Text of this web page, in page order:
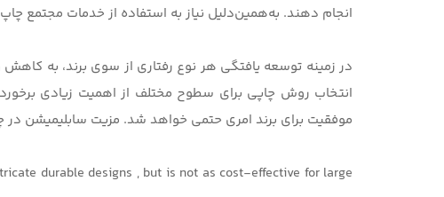
انجام دهند. به‌همین‌دلیل نیاز به استفاده از خدمات مجتمع
در زمینه توسعه یافتگی هر نوع رفتاری از سوی برند، به
انتخاب روش چاپی برای سطوح مختلف از اهمیت زیادی
موفقیت برای برند امری حتمی خواهد شد. مزیت سابلیمیشن در
durable designs , but is not as cost-effective for large